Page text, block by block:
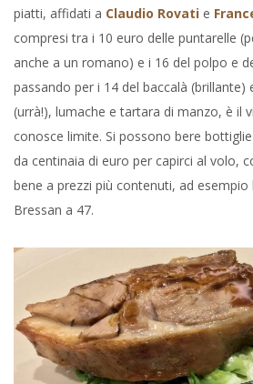
piatti, affidati a Claudio Rovati e
compresi tra i 10 euro delle puntarelle
anche a un romano) e i 16 del polpo e
passando per i 14 del baccalà (brillante)
(urrà!), lumache e tartara di manzo, è il
conosce limite. Si possono bere
da centinaia di euro per capirci al volo,
bene a prezzi più contenuti, ad
Bressan a 47.